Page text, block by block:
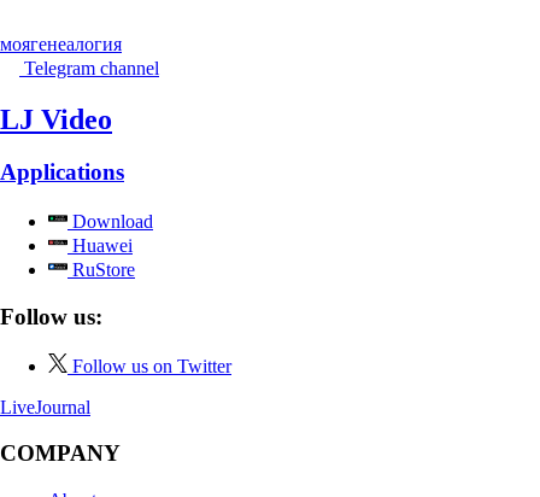
моягенеалогия
Telegram channel
LJ Video
Applications
Download
Huawei
RuStore
Follow us:
Follow us on Twitter
LiveJournal
COMPANY